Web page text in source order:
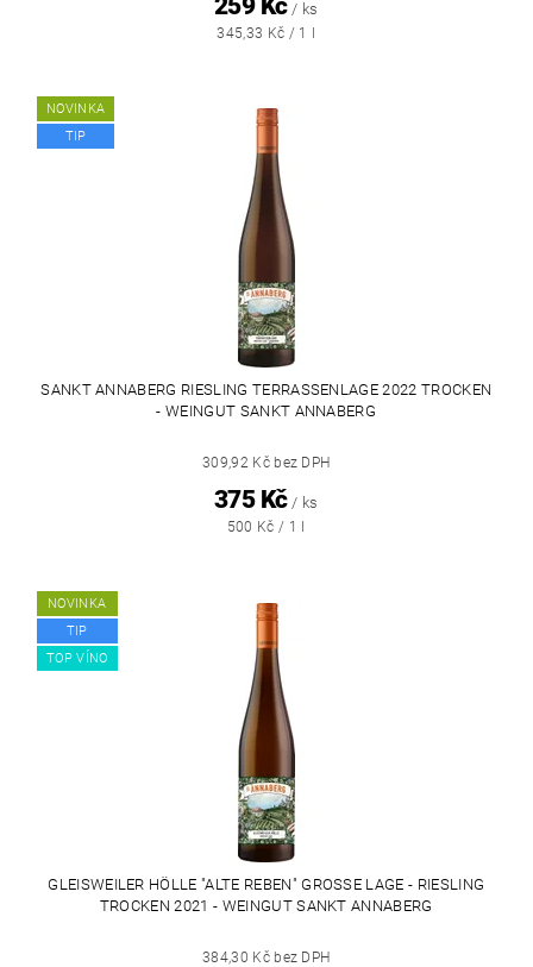
/ ks
345,33 Kč / 1 l
NOVINKA
TIP
SANKT ANNABERG RIESLING TERRASSENLAGE 2022 TROCKEN
- WEINGUT SANKT ANNABERG
309,92 Kč bez DPH
375 Kč / ks
500 Kč / 1 l
NOVINKA
TIP
TOP VÍNO
GLEISWEILER HÖLLE "ALTE REBEN" GROSSE LAGE - RIESLING T
ROCKEN 2021 - WEINGUT SANKT ANNABERG
384,30 Kč bez DPH